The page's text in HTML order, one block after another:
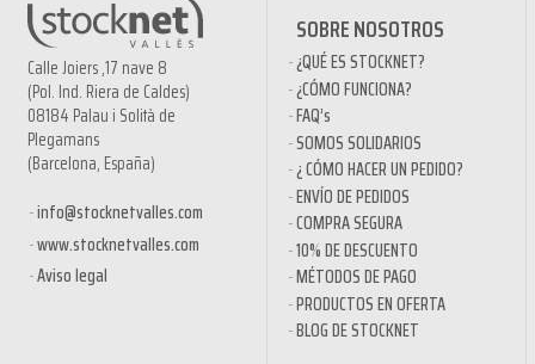
Calle Joiers ,17 nave 8
(Pol. Ind. Riera de Caldes)
08184 Palau i Solità de
Plegamans
(Barcelona, España)
info@stocknetvalles.com
www.stocknetvalles.com
Aviso legal
SOBRE NOSOTROS
¿QUÉ ES STOCKNET?
¿CÓMO FUNCIONA?
FAQ’s
SOMOS SOLIDARIOS
¿ CÓMO HACER UN PEDIDO?
ENVÍO DE PEDIDOS
COMPRA SEGURA
10% DE DESCUENTO
MÉTODOS DE PAGO
PRODUCTOS EN OFERTA
BLOG DE STOCKNET